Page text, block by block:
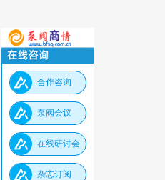
合作咨询
泵阀会议
在线研讨会
杂志订阅